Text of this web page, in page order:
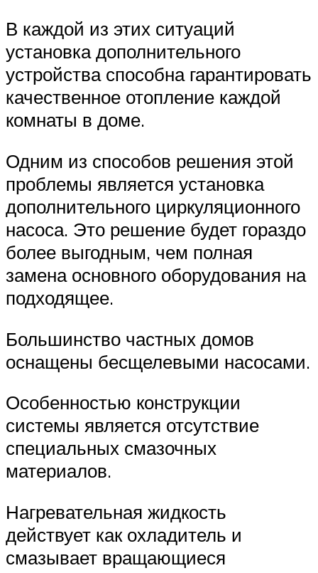
В каждой из этих ситуаций
установка дополнительного
устройства способна гарантировать
качественное отопление каждой
комнаты в доме.
Одним из способов решения этой
проблемы является установка
дополнительного циркуляционного
насоса. Это решение будет гораздо
более выгодным, чем полная
замена основного оборудования на
подходящее.
Большинство частных домов
оснащены бесщелевыми насосами.
Особенностью конструкции
системы является отсутствие
специальных смазочных
материалов.
Нагревательная жидкость
действует как охладитель и
смазывает вращающиеся